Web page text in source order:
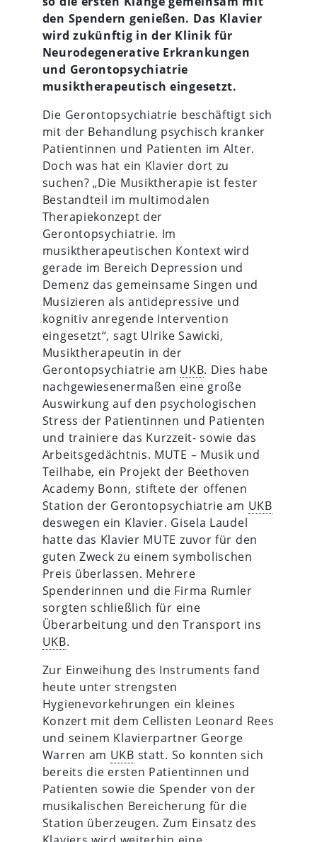
den Spendern genießen. Das Klavier
wird zukünftig in der Klinik für
Neurodegenerative Erkrankungen
und Gerontopsychiatrie
musiktherapeutisch eingesetzt.
Die Gerontopsychiatrie beschäftigt sich
mit der Behandlung psychisch kranker
Patientinnen und Patienten im Alter.
Doch was hat ein Klavier dort zu
suchen? „Die Musiktherapie ist fester
Bestandteil im multimodalen
Therapiekonzept der
Gerontopsychiatrie. Im
musiktherapeutischen Kontext wird
gerade im Bereich Depression und
Demenz das gemeinsame Singen und
Musizieren als antidepressive und
kognitiv anregende Intervention
eingesetzt“, sagt Ulrike Sawicki,
Musiktherapeutin in der
Gerontopsychiatrie am UKB. Dies habe
nachgewiesenermaßen eine große
Auswirkung auf den psychologischen
Stress der Patientinnen und Patienten
und trainiere das Kurzzeit- sowie das
Arbeitsgedächtnis. MUTE – Musik und
Teilhabe, ein Projekt der Beethoven
Academy Bonn, stiftete der offenen
Station der Gerontopsychiatrie am UKB
deswegen ein Klavier. Gisela Laudel
hatte das Klavier MUTE zuvor für den
guten Zweck zu einem symbolischen
Preis überlassen. Mehrere
Spenderinnen und die Firma Rumler
sorgten schließlich für eine
Überarbeitung und den Transport ins
UKB.
Zur Einweihung des Instruments fand
heute unter strengsten
Hygienevorkehrungen ein kleines
Konzert mit dem Cellisten Leonard Rees
und seinem Klavierpartner George
Warren am UKB statt. So konnten sich
bereits die ersten Patientinnen und
Patienten sowie die Spender von der
musikalischen Bereicherung für die
Station überzeugen. Zum Einsatz des